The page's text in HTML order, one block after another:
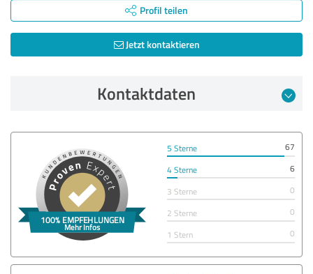
Profil teilen
Jetzt kontaktieren
Kontaktdaten
5 Sterne
67
4 Sterne
6
3 Sterne
0
2 Sterne
0
1 Stern
0